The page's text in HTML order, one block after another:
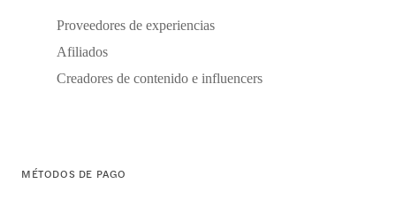
Proveedores de experiencias
Afiliados
Creadores de contenido e influencers
MÉTODOS DE PAGO